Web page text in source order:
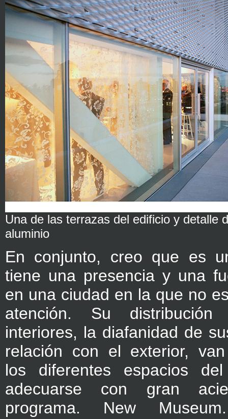
Una de las terrazas del edificio y detalle
aluminio
En conjunto, creo que es
tiene una presencia y una
en una ciudad en la que no
atención. Su
interiores, la diafanidad de
relación con el exterior,
los diferentes espacios
adecuarse con gran
programa. New